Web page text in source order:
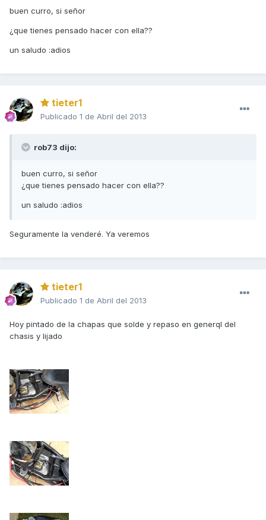
buen curro, si señor
¿que tienes pensado hacer con ella??
un saludo :adios
tieter1
Publicado 1 de Abril del 2013
rob73 dijo:
buen curro, si señor
¿que tienes pensado hacer con ella??
un saludo :adios
Seguramente la venderé. Ya veremos
tieter1
Publicado 1 de Abril del 2013
Hoy pintado de la chapas que solde y repaso en generql del
chasis y lijado